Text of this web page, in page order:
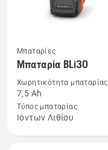
Δείτε
περισσότερες
λεπτομέρειες
για
το
Μπαταρία
Μπαταρίες
Μπαταρία BLi30
Χωρητικότητα μπαταρίας
7,5 Ah
Τύπος μπαταρίας
Ιόντων Λιθίου